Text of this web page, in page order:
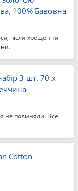
100% Бавовна
після хрещення
3 шт. 70 x
не полиняли. Все
Cotton